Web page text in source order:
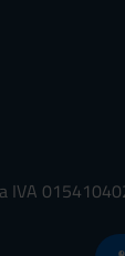
IVA